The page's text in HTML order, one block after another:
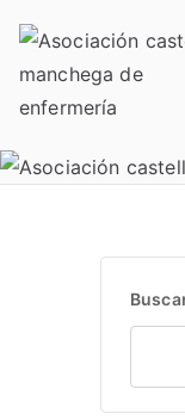
contenido